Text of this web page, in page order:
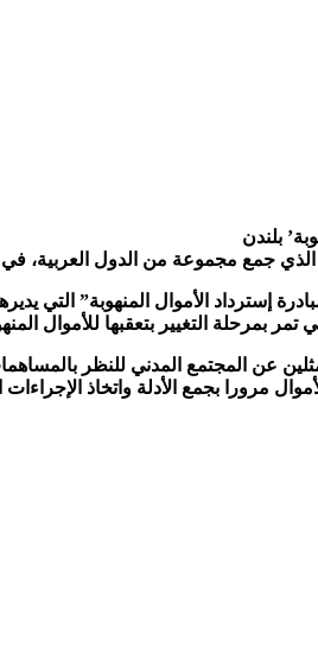
بلندن
من الدول العربية، في “المنتدى
إسترداد الأموال المنهوبة” التي
تمر بمرحلة التغيير بتعقبها للأموال
المجتمع المدني للنظر بالمساهمات
مرورا بجمع الأدلة واتخاذ الإجراءات